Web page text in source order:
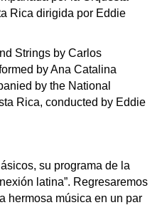
Rica dirigida por Eddie
Strings by Carlos
by Ana Catalina
by the National
Rica, conducted by Eddie
su programa de la
latina”. Regresaremos
hermosa música en un par